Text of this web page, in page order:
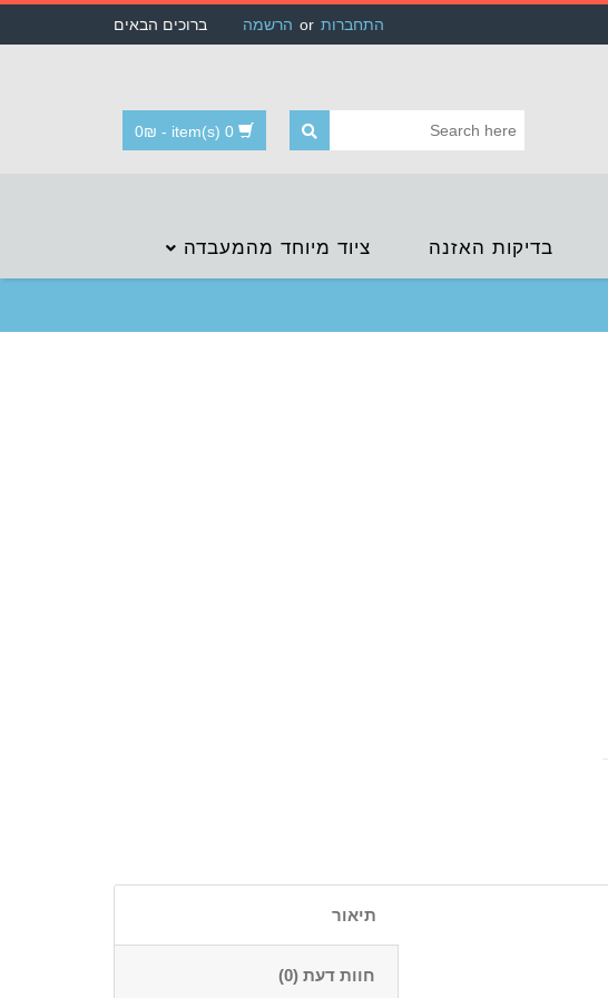
ברוכים הבאים התחברות הרשמה
0 item(s)
-
0₪
בדיקות האזנה ציוד מיוחד מהמעבדה
תיאור
חוות דעת (0)